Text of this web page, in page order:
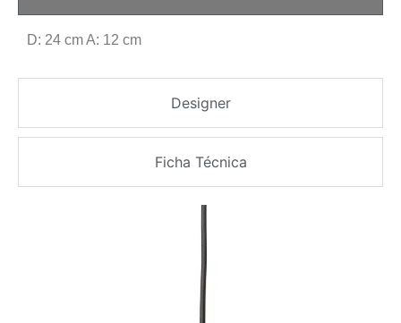
Designer
Ficha Técnica
D: 24 cm A: 12 cm